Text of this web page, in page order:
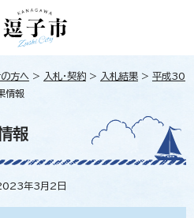
方へ > 入札・契約 > 入札結果 > 平成30
情報
報
年3月2日